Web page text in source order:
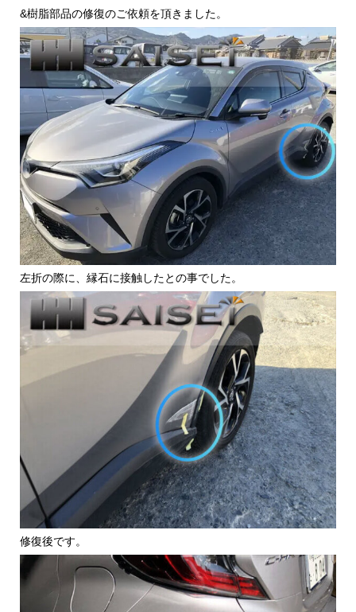
&樹脂部品の修復のご依頼を頂きました。
左折の際に、縁石に接触したとの事でした。
修復後です。